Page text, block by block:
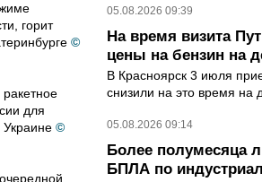
горит
©
для
Украине ©
05.08.2026 09:39
На время визита
цены на бензин на
В Красноярск 3 июля
снизили на это время на
05.08.2026 09:14
Более полумесяца
БПЛА по